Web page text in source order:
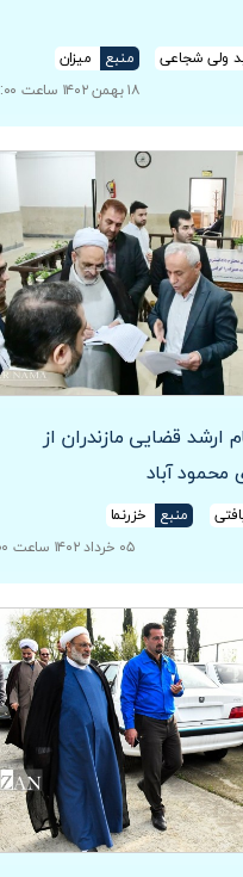
ولی شجاعی منبع
میزان
۱۸ بهمن ۱۴۰۲ ساعت ۱۳:۲۶:۰۰
ارشد قضایی مازندران از
محمود آباد
منبع
خزرنما
۰۵ خرداد ۱۴۰۲ ساعت ۱۱:۱۶:۰۰